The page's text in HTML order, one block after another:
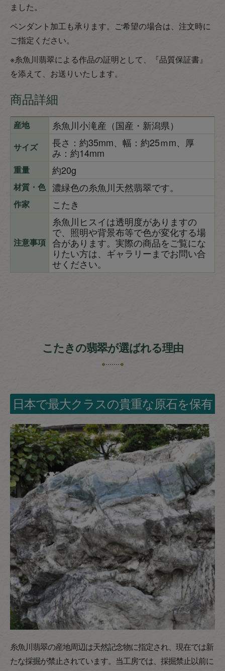
ました。
ペンダント加工も承ります。ご希望の場合は、注文時に
ご指定ください。
※糸魚川翡翠による作品の証明として、『品質保証書』
を添えて、お送りいたします。
商品詳細
産地 糸魚川小滝産（国産・新潟県）
サイズ
長さ：約35mm、幅：約25ｍm、厚
み：約14mm
重量 約20g
材質・色 濃緑色の糸魚川天然翡翠です。
作家 こたき
注意事項
糸魚川ヒスイは透明度がありますの
で、照明や背景布等で色が変化する場
合があります。実際の商品をご覧にな
りたい方は、ギャラリーまでお問い合
せください。
こたきの翡翠が選ばれる理由
日本で最大クラスの貴重な原石を保有
糸魚川翡翠の産地周辺は天然記念物に指定され、現在では新
たな採掘が禁止されています。当工房では、採掘禁止以前に